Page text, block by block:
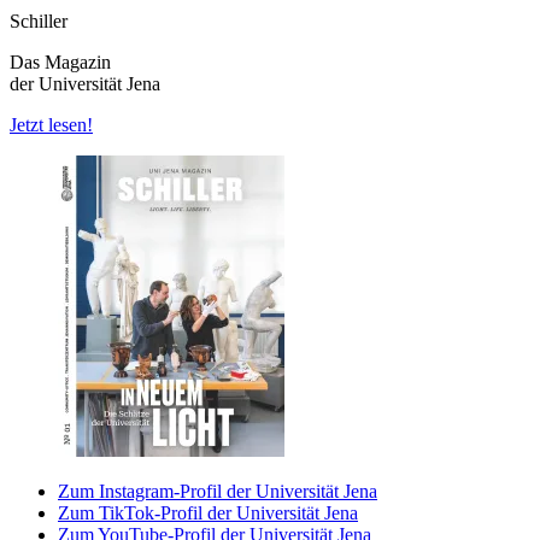
Schiller
Das Magazin
der Universität Jena
Jetzt lesen!
Zum Instagram-Profil der Universität Jena
Zum TikTok-Profil der Universität Jena
Zum YouTube-Profil der Universität Jena